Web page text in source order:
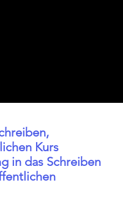
Kurs
in das Schreiben